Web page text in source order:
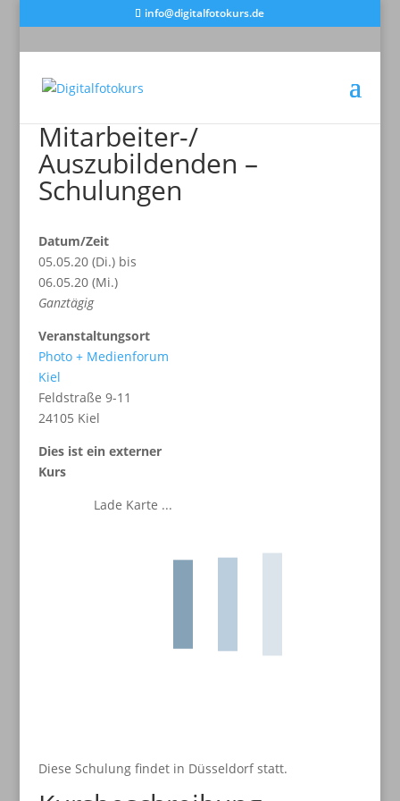
info@digitalfotokurs.de
Mitarbeiter-/
Auszubildenden –
Schulungen
Datum/Zeit
05.05.20 (Di.) bis
06.05.20 (Mi.)
Ganztägig
Veranstaltungsort
Photo + Medienforum
Kiel
Feldstraße 9-11
24105 Kiel
Dies ist ein externer
Kurs
Lade Karte ...
Diese Schulung findet in Düsseldorf statt.